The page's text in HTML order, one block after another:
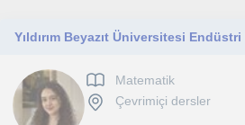
Matematik
Çevrimiçi dersler